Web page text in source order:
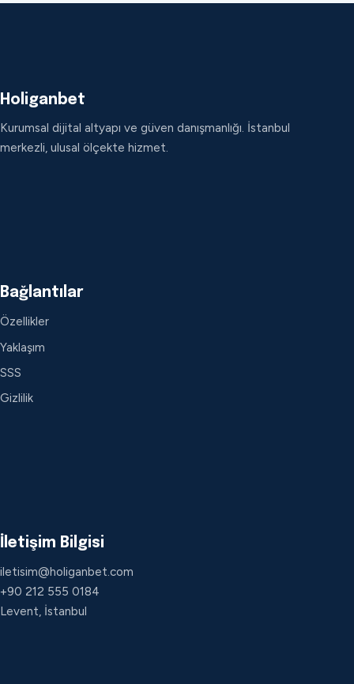
Holiganbet
Kurumsal dijital altyapı ve güven danışmanlığı. İstanbul
merkezli, ulusal ölçekte hizmet.
Bağlantılar
Özellikler
Yaklaşım
SSS
Gizlilik
İletişim Bilgisi
iletisim@holiganbet.com
+90 212 555 0184
Levent, İstanbul